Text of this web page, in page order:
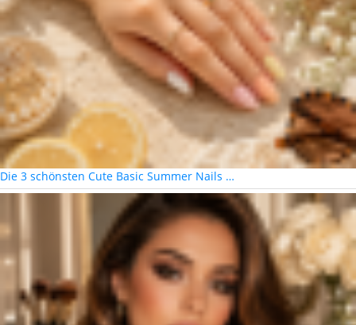
Die 3 schönsten Cute Basic Summer Nails …